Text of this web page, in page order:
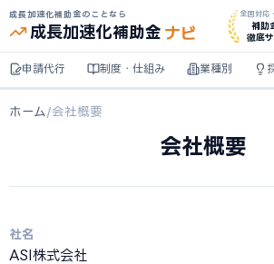
成長加速化補助金のことなら
成長加速化補助金 ナビ
全国対応
補助
徹底
申請代行 制度・仕組み 業種別
ホーム /会社概要
会社概要
社名
ASI株式会社